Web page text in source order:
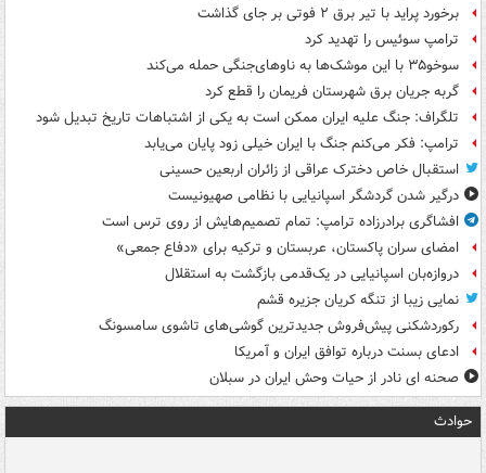
برخورد پراید با تیر برق ۲ فوتی بر جای گذاشت
ترامپ سوئیس را تهدید کرد
سوخو۳۵ با این موشک‌ها به ناوهای‌جنگی حمله می‌کند
گربه جریان برق شهرستان فریمان را قطع کرد
تلگراف: جنگ علیه ایران ممکن است به یکی از اشتباهات تاریخ تبدیل شود
ترامپ: فکر می‌کنم جنگ با ایران خیلی زود پایان می‌یابد
استقبال خاص دخترک عراقی از زائران اربعین حسینی
درگیر شدن گردشگر اسپانیایی با نظامی صهیونیست
افشاگری برادرزاده ترامپ: تمام تصمیم‌هایش از روی ترس است
امضای سران پاکستان، عربستان و ترکیه برای «دفاع جمعی»
دروازه‌بان اسپانیایی در یک‌قدمی بازگشت به استقلال
نمایی زیبا از تنگه کریان جزیره قشم
رکوردشکنی پیش‌فروش جدیدترین گوشی‌های تاشوی سامسونگ
ادعای بسنت درباره توافق ایران و آمریکا
صحنه ای نادر از حیات وحش ایران در سبلان
حوادث